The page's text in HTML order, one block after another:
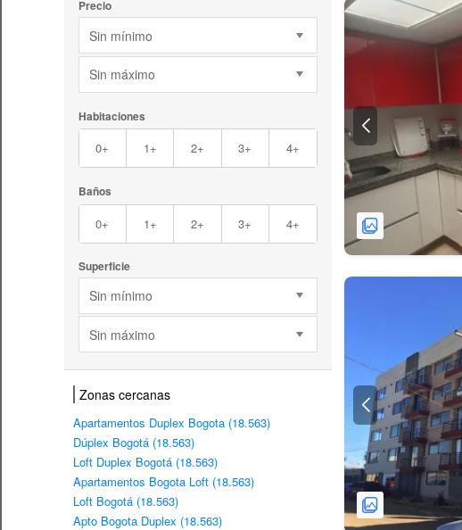
Precio
Sin mínimo
Sin máximo
Habitaciones
0+ 1+ 2+ 3+ 4+
Baños
0+ 1+ 2+ 3+ 4+
Superficie
Sin mínimo
Sin máximo
Zonas cercanas
Apartamentos Duplex Bogota (18.563)
Dúplex Bogotá (18.563)
Loft Duplex Bogotá (18.563)
Apartamentos Bogota Loft (18.563)
Loft Bogotá (18.563)
Apto Bogota Duplex (18.563)